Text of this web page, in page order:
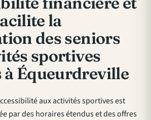
la
des seniors
sportives
à Équeurdreville
aux activités sportives est
par des horaires étendus et des offres